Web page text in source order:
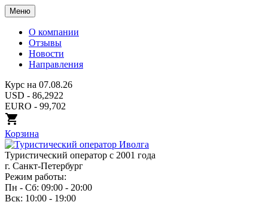
Меню
О компании
Отзывы
Новости
Направления
Курс на 07.08.26
USD - 86,2922
EURO - 99,702
Корзина
Туристический оператор с 2001 года
г. Санкт-Петербург
Режим работы:
Пн - Сб: 09:00 - 20:00
Вск: 10:00 - 19:00